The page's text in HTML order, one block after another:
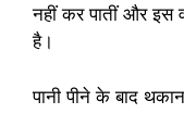
नहीं कर पातीं और
है।
पानी पीने के बाद